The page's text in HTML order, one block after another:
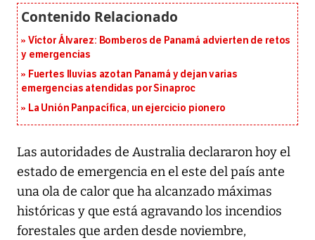
Víctor Álvarez: Bomberos de Panamá advierten de retos
y emergencias
Fuertes lluvias azotan Panamá y dejan varias
emergencias atendidas por Sinaproc
La Unión Panpacífica, un ejercicio pionero
Las autoridades de Australia declararon hoy el
estado de emergencia en el este del país ante
una ola de calor que ha alcanzado máximas
históricas y que está agravando los incendios
forestales que arden desde noviembre,